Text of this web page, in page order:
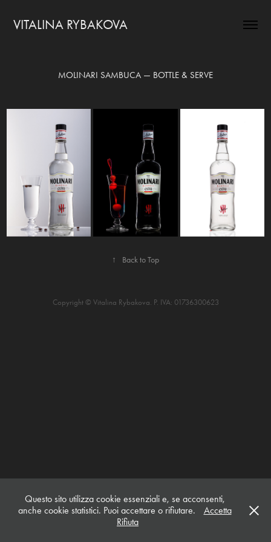
VITALINA RYBAKOVA
MOLINARI SAMBUCA — BOTTLE & SERVE
↑ Back to Top
Copyright © Vitalina Rybakova. P. IVA: 01736300623
Questo sito utilizza cookie essenziali e, se acconsenti,
anche cookie statistici. Puoi accettare o rifiutare.
Accetta
Rifiuta